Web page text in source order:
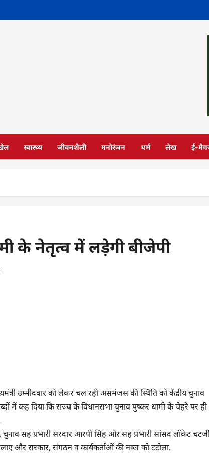
स्वास्थ्य जीवनशैली मनोरंजन धर्म लेख ई-
के नेतृत्व में लड़ेगी बीजेपी
उम्मीदवार को लेकर चल रही असमंजस की स्थिति को केंद्रीय चुनाव
में कह दिया कि राज्य के विधानसभा चुनाव पुष्कर धामी के चेहरे पर ही
सह प्रभारी सरदार आरपी सिंह और सह प्रभारी सांसद लॉकेट
और सरकार, संगठन व कार्यकर्ताओं की नब्ज को टटोला.